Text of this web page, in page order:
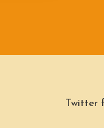
Twitter